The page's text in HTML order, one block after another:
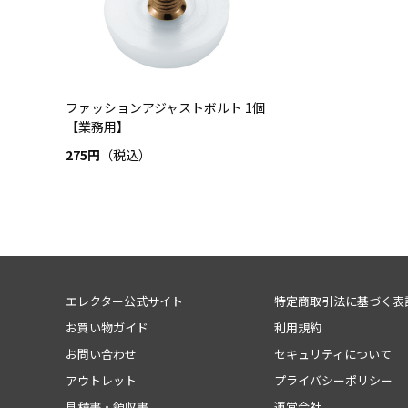
ファッションアジャストボルト 1個
【業務用】
275円 （税込）
エレクター公式サイト
お買い物ガイド
お問い合わせ
アウトレット
特定商取引法に基づく表
利用規約
セキュリティについて
プライバシーポリシー